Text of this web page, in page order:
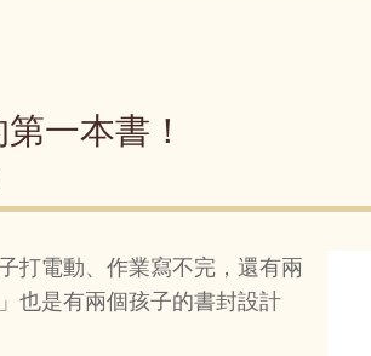
一本書！
打電動、作業寫不完，還有兩
也是有兩個孩子的書封設計